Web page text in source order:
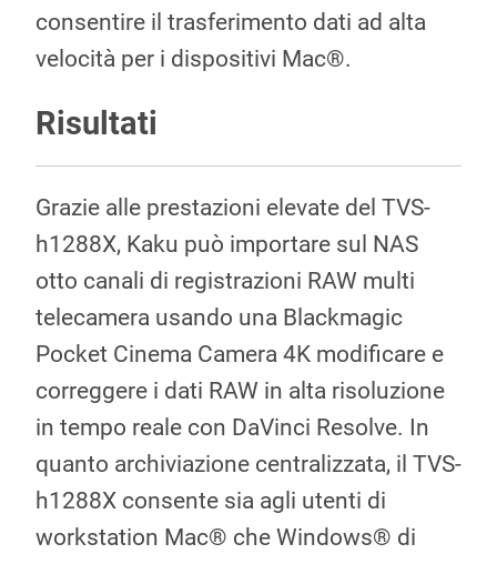
consentire il trasferimento dati ad alta
velocità per i dispositivi Mac®.
Risultati
Grazie alle prestazioni elevate del TVS-
h1288X, Kaku può importare sul NAS
otto canali di registrazioni RAW multi
telecamera usando una Blackmagic
Pocket Cinema Camera 4K modificare e
correggere i dati RAW in alta risoluzione
in tempo reale con DaVinci Resolve. In
quanto archiviazione centralizzata, il TVS-
h1288X consente sia agli utenti di
workstation Mac® che Windows® di